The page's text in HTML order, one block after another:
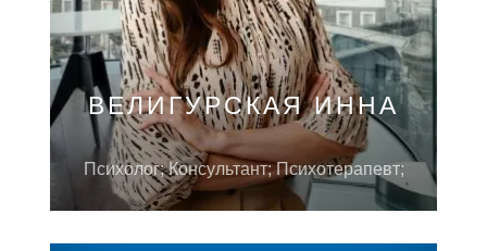
ВЕЛИГУРСКАЯ ИННА
Психолог; Консультант; Психотерапевт;